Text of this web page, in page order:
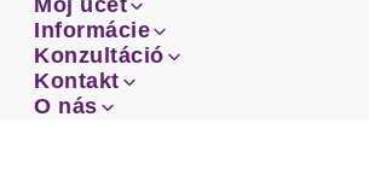
Email
Facebook
Instagram
Email
Facebook
Môj účet
Prehľad objednávok
Môj účet
Prehľad objednávok
Informácie
Doprava
Platba
Informácie
Doprava
Konzultáció
Sprievodca-veľkosťami
Konzultáció
Kontakt
Zákaznícke oddelenie
Kontakt
O nás